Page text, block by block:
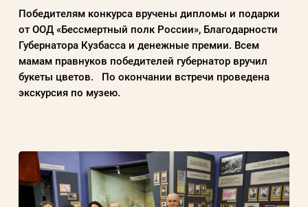
Победителям конкурса вручены дипломы и подарки
от ООД «Бессмертный полк России», Благодарности
Губернатора Кузбасса и денежные премии. Всем
мамам правнуков победителей губернатор вручил
букеты цветов. По окончании встречи проведена
экскурсия по музею.